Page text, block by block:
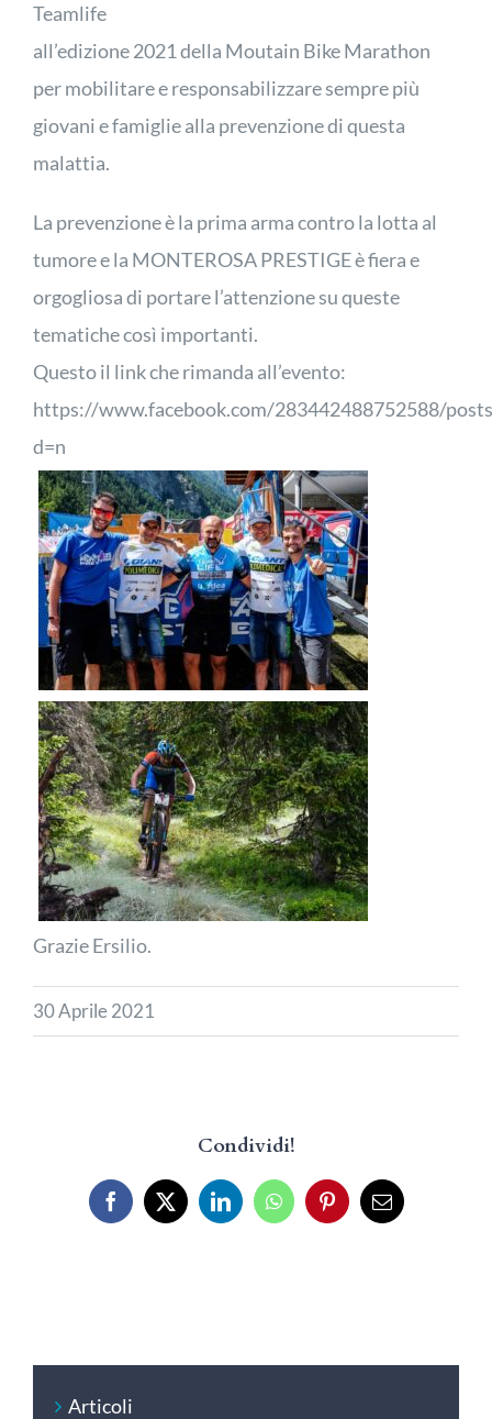
Teamlife
all’edizione 2021 della Moutain Bike Marathon
per mobilitare e responsabilizzare sempre più
giovani e famiglie alla prevenzione di questa
malattia.
La prevenzione è la prima arma contro la lotta al
tumore e la MONTEROSA PRESTIGE è fiera e
orgogliosa di portare l’attenzione su queste
tematiche così importanti.
Questo il link che rimanda all’evento:
https://www.facebook.com/283442488752588/
d=n
Grazie Ersilio.
30 Aprile 2021
Condividi!
Facebook
X LinkedInWhatsAppPinterestEmail
Articoli